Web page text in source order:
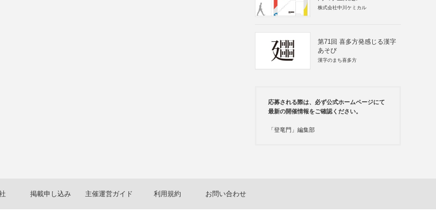
株式会社中川ケミカル
第71回 喜多方発感じる漢字
あそび
漢字のまち喜多方
応募される際は、必ず公式ホームページにて
最新の開催情報をご確認ください。
「登竜門」編集部
掲載申し込み 主催運営ガイド 利用規約 お問い合わせ